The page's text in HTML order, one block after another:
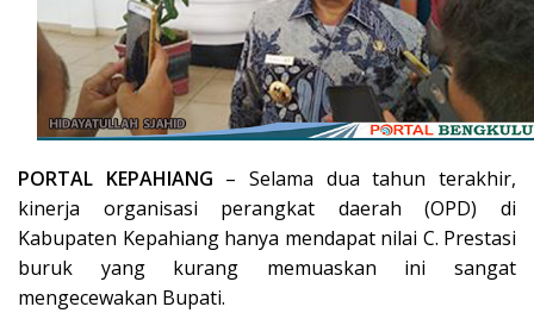
PORTAL KEPAHIANG – Selama dua tahun terakhir,
kinerja organisasi perangkat daerah (OPD) di
Kabupaten Kepahiang hanya mendapat nilai C. Prestasi
buruk yang kurang memuaskan ini sangat
mengecewakan Bupati.